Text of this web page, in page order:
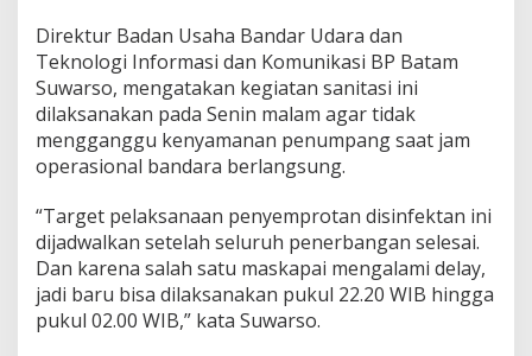
P
e
n
g
e
l
o
l
B
U
B
H
a
Direktur Badan Usaha Bandar Udara dan
Teknologi Informasi dan Komunikasi BP Batam
Suwarso, mengatakan kegiatan sanitasi ini
dilaksanakan pada Senin malam agar tidak
mengganggu kenyamanan penumpang saat jam
operasional bandara berlangsung.
“Target pelaksanaan penyemprotan disinfektan ini
dijadwalkan setelah seluruh penerbangan selesai.
Dan karena salah satu maskapai mengalami delay,
jadi baru bisa dilaksanakan pukul 22.20 WIB hingga
pukul 02.00 WIB,” kata Suwarso.